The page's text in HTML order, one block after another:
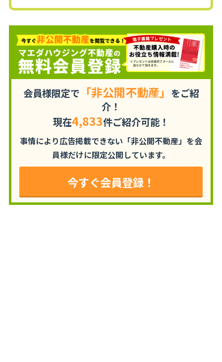
会員様限定で 「非公開不動産」 をご紹
介！
現在4,833件ご紹介可能！
事情により広告掲載できない「非公開不動産」を会
員様だけに限定公開しています。
今すぐ会員登録！